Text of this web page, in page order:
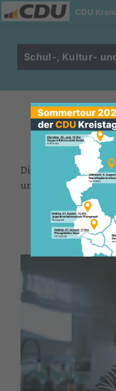
CDU
Schul-, Kultur-
Die CDU hat 4
und Sportausschuss.